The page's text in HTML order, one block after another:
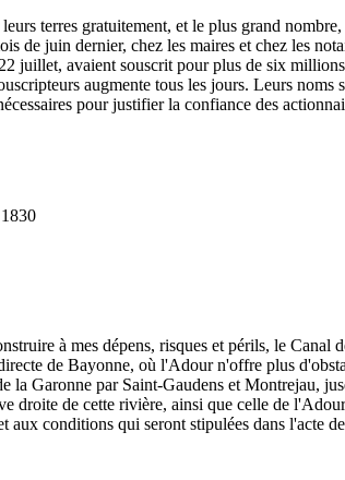
terres gratuitement, et le plus grand
de juin dernier, chez les maires et chez les
juillet, avaient souscrit pour plus de six
augmente tous les jours. Leurs
pour justifier la confiance des
à mes dépens, risques et périls, le
de Bayonne, où l'Adour n'offre plus
la Garonne par Saint-Gaudens et Montrejau,
droite de cette rivière, ainsi que celle de
aux conditions qui seront stipulées dans l'acte